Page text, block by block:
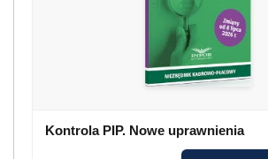
Kontrola PIP. Nowe uprawnienia